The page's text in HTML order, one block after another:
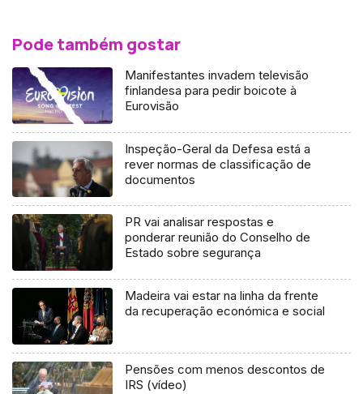
Pode também gostar
Manifestantes invadem televisão
finlandesa para pedir boicote à
Eurovisão
Inspeção-Geral da Defesa está a
rever normas de classificação de
documentos
PR vai analisar respostas e
ponderar reunião do Conselho de
Estado sobre segurança
Madeira vai estar na linha da frente
da recuperação económica e social
Pensões com menos descontos de
IRS (vídeo)